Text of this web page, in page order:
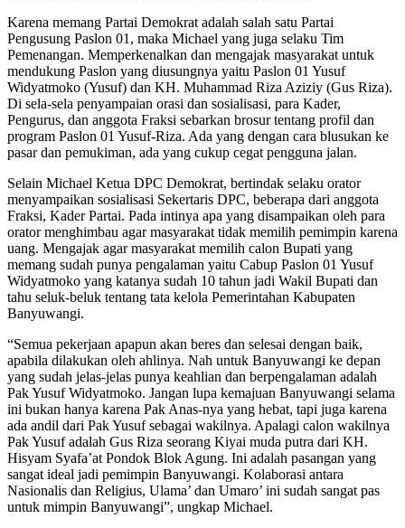
Karena memang Partai Demokrat adalah salah satu Partai
Pengusung Paslon 01, maka Michael yang juga selaku Tim
Pemenangan. Memperkenalkan dan mengajak masyarakat untuk
mendukung Paslon yang diusungnya yaitu Paslon 01 Yusuf
Widyatmoko (Yusuf) dan KH. Muhammad Riza Aziziy (Gus Riza).
Di sela-sela penyampaian orasi dan sosialisasi, para Kader,
Pengurus, dan anggota Fraksi sebarkan brosur tentang profil dan
program Paslon 01 Yusuf-Riza. Ada yang dengan cara blusukan ke
pasar dan pemukiman, ada yang cukup cegat pengguna jalan.
Selain Michael Ketua DPC Demokrat, bertindak selaku orator
menyampaikan sosialisasi Sekertaris DPC, beberapa dari anggota
Fraksi, Kader Partai. Pada intinya apa yang disampaikan oleh para
orator menghimbau agar masyarakat tidak memilih pemimpin karena
uang. Mengajak agar masyarakat memilih calon Bupati yang
memang sudah punya pengalaman yaitu Cabup Paslon 01 Yusuf
Widyatmoko yang katanya sudah 10 tahun jadi Wakil Bupati dan
tahu seluk-beluk tentang tata kelola Pemerintahan Kabupaten
Banyuwangi.
“Semua pekerjaan apapun akan beres dan selesai dengan baik,
apabila dilakukan oleh ahlinya. Nah untuk Banyuwangi ke depan
yang sudah jelas-jelas punya keahlian dan berpengalaman adalah
Pak Yusuf Widyatmoko. Jangan lupa kemajuan Banyuwangi selama
ini bukan hanya karena Pak Anas-nya yang hebat, tapi juga karena
ada andil dari Pak Yusuf sebagai wakilnya. Apalagi calon wakilnya
Pak Yusuf adalah Gus Riza seorang Kiyai muda putra dari KH.
Hisyam Syafa’at Pondok Blok Agung. Ini adalah pasangan yang
sangat ideal jadi pemimpin Banyuwangi. Kolaborasi antara
Nasionalis dan Religius, Ulama’ dan Umaro’ ini sudah sangat pas
untuk mimpin Banyuwangi”, ungkap Michael.